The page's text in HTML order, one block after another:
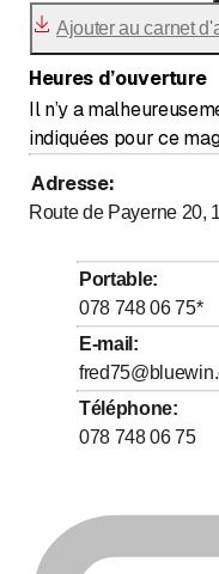
Ajouter au carnet
Heures d’ouverture
Il n’y a
indiquées pour ce
Adresse:
Route de Payerne 20,
Portable:
078 748 06 75*
E-mail :
Téléphone:
078 748 06 75